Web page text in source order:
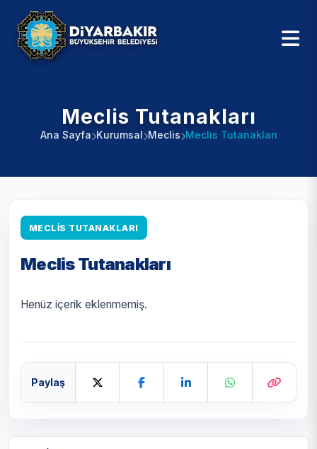
Meclis Tutanakları
Ana Sayfa Kurumsal Meclis Meclis Tutanakları
MECLIS TUTANAKLARI
Meclis Tutanakları
Henüz içerik eklenmemiş.
Paylaş